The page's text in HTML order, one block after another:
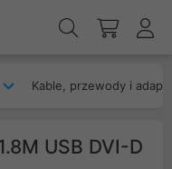
Kable, przewody i
USB DVI-D